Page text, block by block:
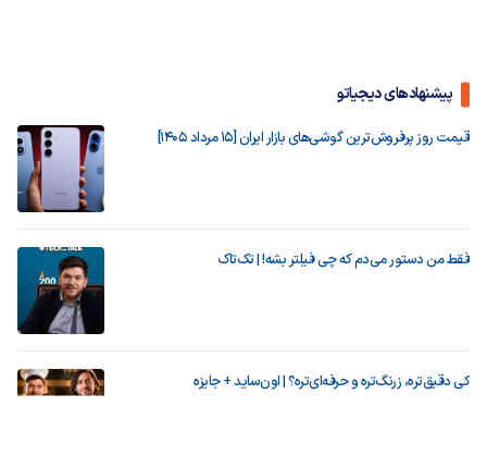
پیشنهادهای دیجیاتو
قیمت روز پرفروش‌ترین گوشی‌های بازار ایران [15 مرداد 1405]
فقط من دستور می‌دم که چی فیلتر بشه! | تک‌تاک
کی دقیق‌تره، زرنگ‌تره و حرفه‌ای‌تره؟ | اون‌ساید + جایزه